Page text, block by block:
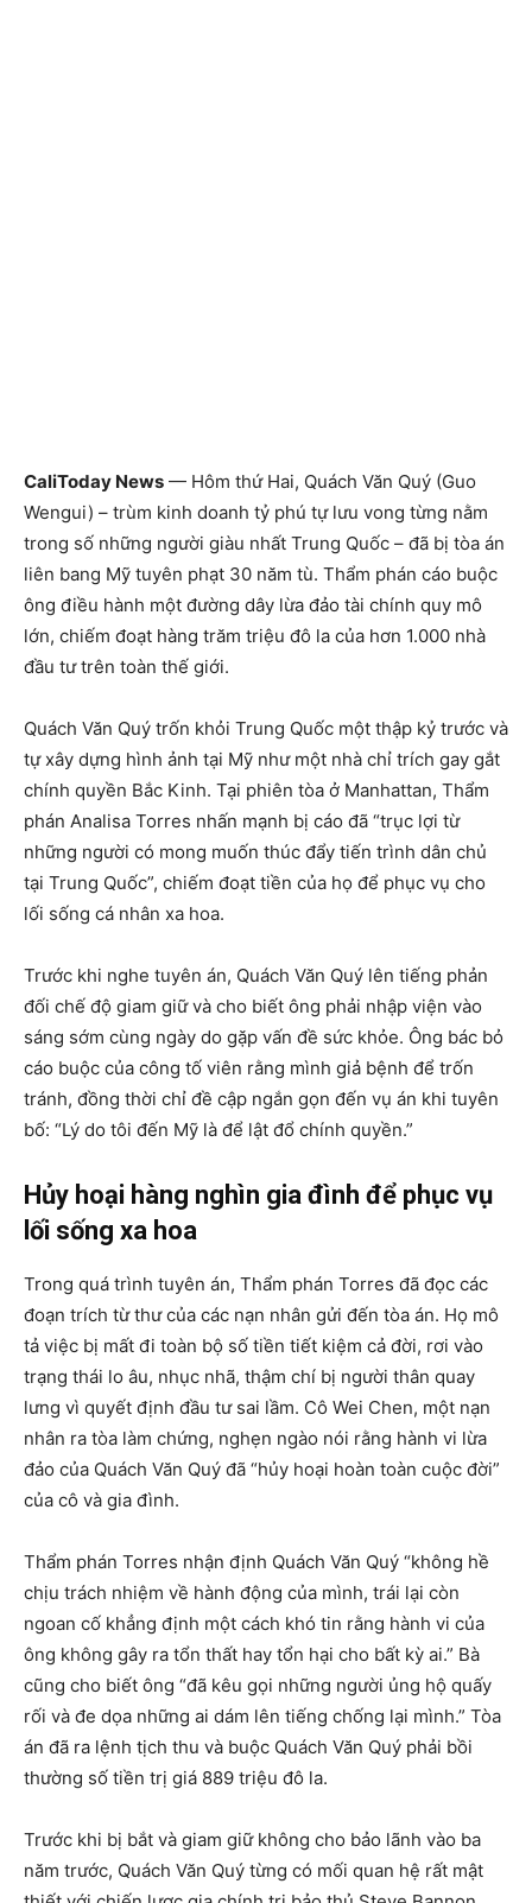
CaliToday News — Hôm thứ Hai, Quách Văn Quý (Guo
Wengui) – trùm kinh doanh tỷ phú tự lưu vong từng nằm
trong số những người giàu nhất Trung Quốc – đã bị tòa án
liên bang Mỹ tuyên phạt 30 năm tù. Thẩm phán cáo buộc
ông điều hành một đường dây lừa đảo tài chính quy mô
lớn, chiếm đoạt hàng trăm triệu đô la của hơn 1.000 nhà
đầu tư trên toàn thế giới.
Quách Văn Quý trốn khỏi Trung Quốc một thập kỷ trước và
tự xây dựng hình ảnh tại Mỹ như một nhà chỉ trích gay gắt
chính quyền Bắc Kinh. Tại phiên tòa ở Manhattan, Thẩm
phán Analisa Torres nhấn mạnh bị cáo đã “trục lợi từ
những người có mong muốn thúc đẩy tiến trình dân chủ
tại Trung Quốc”, chiếm đoạt tiền của họ để phục vụ cho
lối sống cá nhân xa hoa.
Trước khi nghe tuyên án, Quách Văn Quý lên tiếng phản
đối chế độ giam giữ và cho biết ông phải nhập viện vào
sáng sớm cùng ngày do gặp vấn đề sức khỏe. Ông bác bỏ
cáo buộc của công tố viên rằng mình giả bệnh để trốn
tránh, đồng thời chỉ đề cập ngắn gọn đến vụ án khi tuyên
bố: “Lý do tôi đến Mỹ là để lật đổ chính quyền.”
Hủy hoại hàng nghìn gia đình để phục vụ
lối sống xa hoa
Trong quá trình tuyên án, Thẩm phán Torres đã đọc các
đoạn trích từ thư của các nạn nhân gửi đến tòa án. Họ mô
tả việc bị mất đi toàn bộ số tiền tiết kiệm cả đời, rơi vào
trạng thái lo âu, nhục nhã, thậm chí bị người thân quay
lưng vì quyết định đầu tư sai lầm. Cô Wei Chen, một nạn
nhân ra tòa làm chứng, nghẹn ngào nói rằng hành vi lừa
đảo của Quách Văn Quý đã “hủy hoại hoàn toàn cuộc đời”
của cô và gia đình.
Thẩm phán Torres nhận định Quách Văn Quý “không hề
chịu trách nhiệm về hành động của mình, trái lại còn
ngoan cố khẳng định một cách khó tin rằng hành vi của
ông không gây ra tổn thất hay tổn hại cho bất kỳ ai.” Bà
cũng cho biết ông “đã kêu gọi những người ủng hộ quấy
rối và đe dọa những ai dám lên tiếng chống lại mình.” Tòa
án đã ra lệnh tịch thu và buộc Quách Văn Quý phải bồi
thường số tiền trị giá 889 triệu đô la.
Trước khi bị bắt và giam giữ không cho bảo lãnh vào ba
năm trước, Quách Văn Quý từng có mối quan hệ rất mật